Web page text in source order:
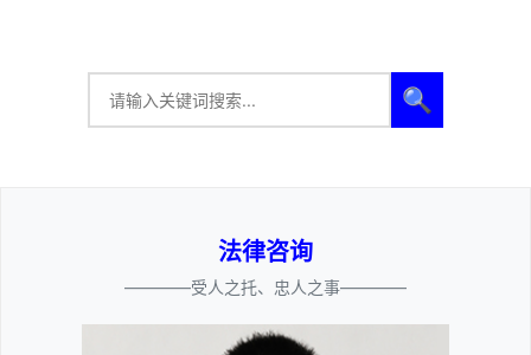
🔍
法律咨询
————受人之托、忠人之事————